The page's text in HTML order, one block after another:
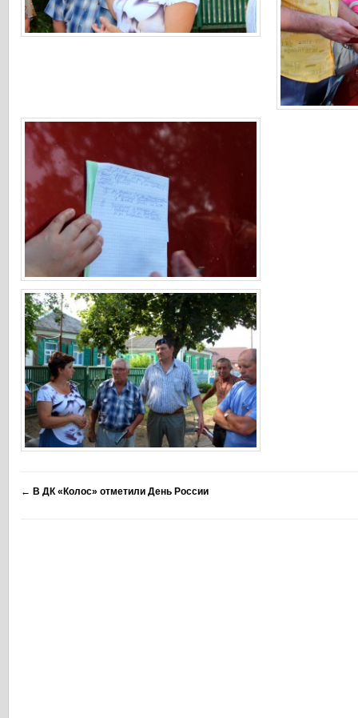
← В ДК «Колос» отметили День России